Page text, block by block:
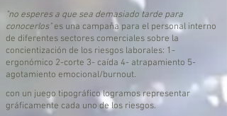
"no esperes a que sea demasiado tarde para
conocerlos"es una campaña para el personal interno
de diferentes sectores comerciales sobre la
concientización de los riesgos laborales: 1-
ergonómico 2-corte 3- caída 4- atrapamiento 5-
agotamiento emocional/burnout.
con un juego tipográfico logramos representar
gráficamente cada uno de los riesgos.